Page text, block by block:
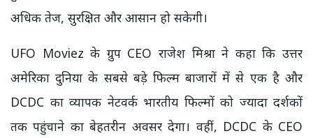
अधिक तेज, सुरक्षित और आसान हो सकेगी।
UFO Moviez के ग्रुप CEO राजेश मिश्रा ने कहा कि उत्तर
अमेरिका दुनिया के सबसे बड़े फिल्म बाजारों में से एक है और
DCDC का व्यापक नेटवर्क भारतीय फिल्मों को ज्यादा दर्शकों
तक पहुंचाने का बेहतरीन अवसर देगा। वहीं, DCDC के CEO